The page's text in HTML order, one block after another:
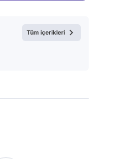
Tüm içerikleri